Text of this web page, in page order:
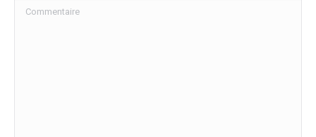
Commentaire